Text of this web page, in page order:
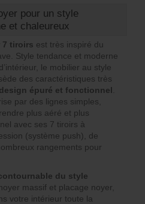
pour un style
et chaleureux
7 tiroirs est très inspiré du
Style tendance et moderne
le mobilier au style
des caractéristiques très
épuré et fonctionnel
par des lignes simples,
plus aéré et plus
avec ses 7 tiroirs à
(système push), de
rangements pour
du style
massif et placage noyer,
votre intérieur toute la